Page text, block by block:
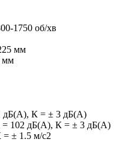
1750 об/хв
мм
мм
дБ(А), К = ± 3 дБ(А)
= 102 дБ(А), К = ± 3 дБ(А)
= ± 1.5 м/с2